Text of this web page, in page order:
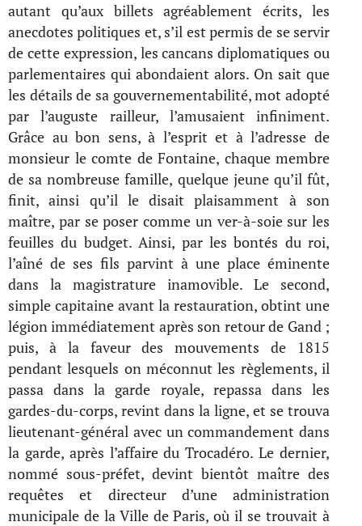
autant qu’aux billets agréablement écrits, les
anecdotes politiques et, s’il est permis de se servir
de cette expression, les cancans diplomatiques ou
parlementaires qui abondaient alors. On sait que
les détails de sa gouvernementabilité, mot adopté
par l’auguste railleur, l’amusaient infiniment.
Grâce au bon sens, à l’esprit et à l’adresse de
monsieur le comte de Fontaine, chaque membre
de sa nombreuse famille, quelque jeune qu’il fût,
finit, ainsi qu’il le disait plaisamment à son
maître, par se poser comme un ver-à-soie sur les
feuilles du budget. Ainsi, par les bontés du roi,
l’aîné de ses fils parvint à une place éminente
dans la magistrature inamovible. Le second,
simple capitaine avant la restauration, obtint une
légion immédiatement après son retour de Gand ;
puis, à la faveur des mouvements de 1815
pendant lesquels on méconnut les règlements, il
passa dans la garde royale, repassa dans les
gardes-du-corps, revint dans la ligne, et se trouva
lieutenant-général avec un commandement dans
la garde, après l’affaire du Trocadéro. Le dernier,
nommé sous-préfet, devint bientôt maître des
requêtes et directeur d’une administration
municipale de la Ville de Paris, où il se trouvait à